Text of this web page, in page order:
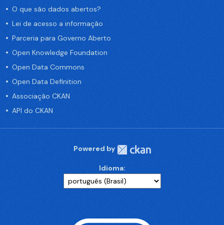
O que são dados abertos?
Lei de acesso a informação
Parceria para Governo Aberto
Open Knowledge Foundation
Open Data Commons
Open Data Definition
Associação CKAN
API do CKAN
Powered by
Idioma